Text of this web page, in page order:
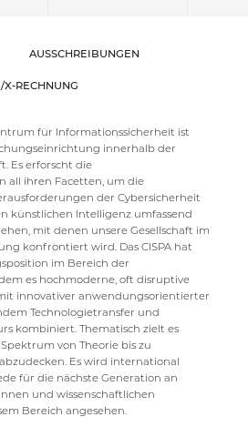
AUSSCHREIBUNGEN
X-RECHNUNG
für Informationssicherheit ist
innerhalb der
Es erforscht die
all ihren Facetten, um die
der Cybersicherheit
künstlichen Intelligenz umfassend
mit denen unsere Gesellschaft im
konfrontiert wird. Das CISPA hat
im Bereich der
es hochmoderne, oft disruptive
innovativer anwendungsorientierter
Technologietransfer und
kombiniert. Thematisch zielt es
von Theorie bis zu
Es wird international
für die nächste Generation an
und wissenschaftlichen
Bereich angesehen.